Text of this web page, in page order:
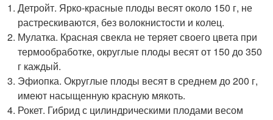
Детройт. Ярко-красные плоды весят около 150 г, не
растрескиваются, без волокнистости и колец.
Мулатка. Красная свекла не теряет своего цвета при
термообработке, округлые плоды весят от 150 до 350
г каждый.
Эфиопка. Округлые плоды весят в среднем до 200 г,
имеют насыщенную красную мякоть.
Рокет. Гибрид с цилиндрическими плодами весом